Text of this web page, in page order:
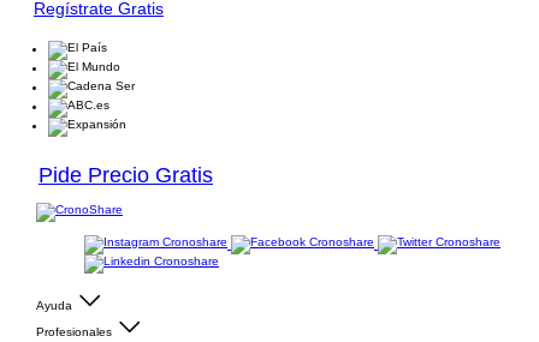
Regístrate Gratis
Pide Precio Gratis
Ayuda
Profesionales